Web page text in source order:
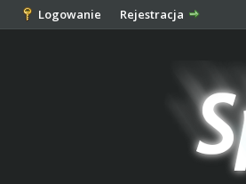
Logowanie Rejestracja